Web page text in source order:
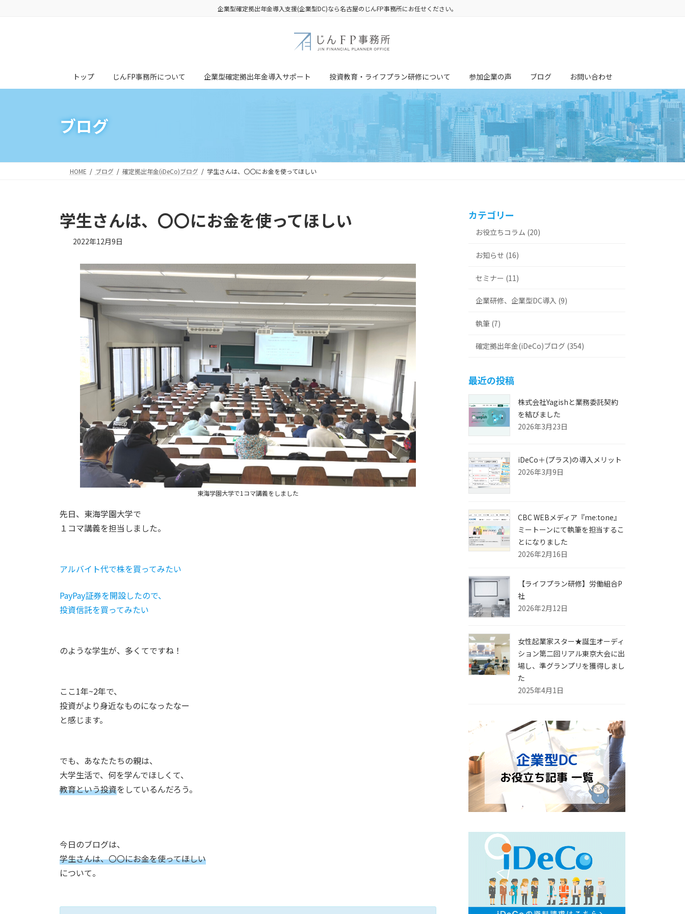
ス
ン
企業型確定拠出年金導入支援(企業型DC)なら名古屋のじんFP事務所にお任せください。
トップ じんFP事務所について 企業型確定拠出年金導入サポート 投資教育・ライフプラン研修について 参加企業の声 ブログ お問い合わせ
ブログ
HOME ブログ 確定拠出年金(iDeCo)ブログ 学生さんは、〇〇にお金を使ってほしい
学生さんは、〇〇にお金を使ってほしい
2022年12月9日
東海学園大学で1コマ講義をしました
先日、東海学園大学で
１コマ講義を担当しました。
アルバイト代で株を買ってみたい
PayPay証券を開設したので、
投資信託を買ってみたい
のような学生が、多くてですね！
ここ1年~2年で、
投資がより身近なものになったなー
と感じます。
でも、あなたたちの親は、
大学生活で、何を学んでほしくて、
教育という投資をしているんだろう。
今日のブログは、
学生さんは、〇〇にお金を使ってほしい
について。
カテゴリー
お役立ちコラム (20)
お知らせ (16)
セミナー (11)
企業研修、企業型DC導入 (9)
執筆 (7)
確定拠出年金(iDeCo)ブログ (354)
最近の投稿
株式会社Yagishと業務委託契約
を結びました
2026年3月23日
iDeCo＋(プラス)の導入メリット
2026年3月9日
CBC WEBメディア『me:tone』
ミートーンにて執筆を担当するこ
とになりました
2026年2月16日
【ライフプラン研修】労働組合P
社
2026年2月12日
女性起業家スター★誕生オーディ
ション第二回リアル東京大会に出
場し、準グランプリを獲得しまし
た
2025年4月1日